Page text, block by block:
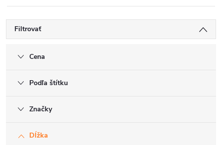
Filtrovať
Cena
Podľa štítku
Značky
Dĺžka